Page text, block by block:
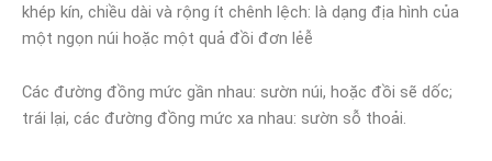
khép kín, chiều dài và rộng ít chênh lệch: là dạng địa hình của
một ngọn núi hoặc một quả đồi đơn lẻễ
Các đường đồng mức gần nhau: sườn núi, hoặc đồi sẽ dốc;
trái lại, các đường đồng mức xa nhau: sườn sỗ thoải.